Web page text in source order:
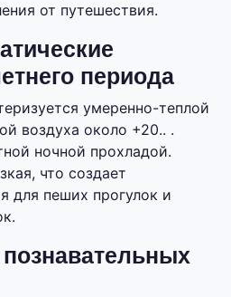
от путешествия.
периода
умеренно-теплой
воздуха около +20.. .
ночной прохладой.
что создает
для пеших прогулок и